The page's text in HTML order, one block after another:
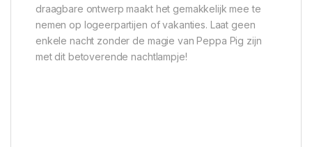
draagbare ontwerp maakt het gemakkelijk mee te
nemen op logeerpartijen of vakanties. Laat geen
enkele nacht zonder de magie van Peppa Pig zijn
met dit betoverende nachtlampje!